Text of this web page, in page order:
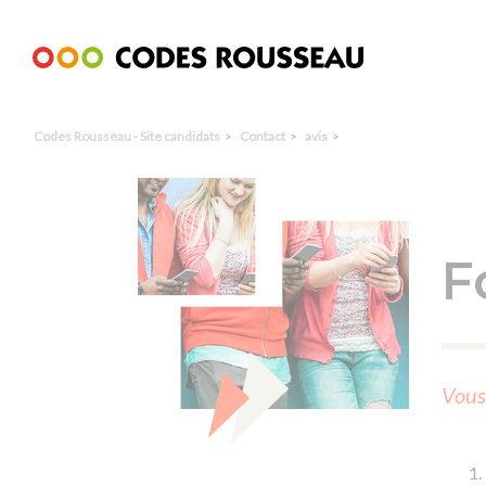
Codes Rousseau - Site candidats Contact avis